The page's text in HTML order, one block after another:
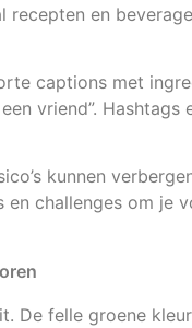
en
captions met
vriend”. Hashtags
kunnen
en challenges om je
De felle groene